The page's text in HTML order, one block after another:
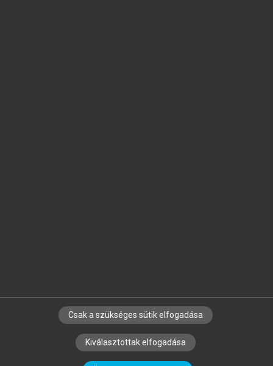
SZERZŐKNEK CÉGEKNEK KÖNYVTÁROSOKNAK
SZERKESZTÉSI ÉS LEKTORÁLÁSI ALAPELVEK
Csak a szükséges sütik elfogadása
Kiválasztottak elfogadása